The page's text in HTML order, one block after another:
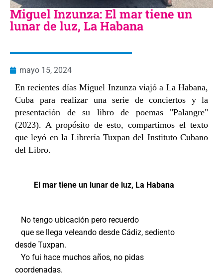
Miguel Inzunza: El​​ mar​​ tiene​​ un​​
lunar​​ de​​ luz,​​ La​​ Habana
mayo 15, 2024
En recientes días Miguel Inzunza viajó a La Habana,
Cuba para realizar una serie de conciertos y la
presentación de su libro de poemas "Palangre"
(2023). A propósito de esto, compartimos el texto
que leyó en la Librería Tuxpan del Instituto Cubano
del Libro.
El mar tiene un lunar de luz, La Habana
No tengo ubicación pero recuerdo
que se llega veleando desde Cádiz, sediento
desde Tuxpan.
Yo fui hace muchos años, no pidas
coordenadas.